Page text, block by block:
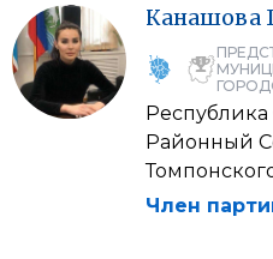
Канашова
Республика
Районный
Член